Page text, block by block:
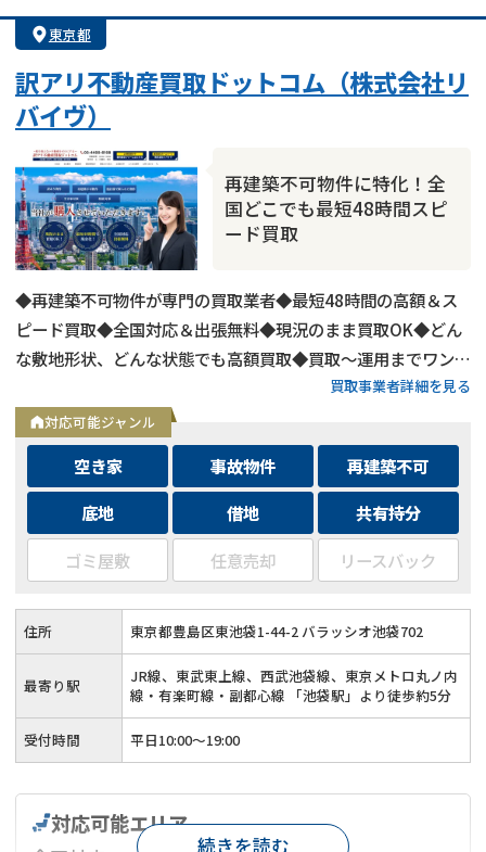
東京都
訳アリ不動産買取ドットコム（株式会社リ
バイヴ）
再建築不可物件に特化！全
国どこでも最短48時間スピ
ード買取
◆再建築不可物件が専門の買取業者◆最短48時間の高額＆ス
ピード買取◆全国対応＆出張無料◆現況のまま買取OK◆どん
な敷地形状、どんな状態でも高額買取◆買取〜運用までワンス
トップ対応◆無料査定＆相談はフォームから24時間受付
買取事業者詳細を見る
対応可能ジャンル
空き家 事故物件
再建築不可
底地
借地
共有持分
ゴミ屋敷
任意売却 リースバック
住所 東京都豊島区東池袋1-44-2 バラッシオ池袋702
最寄り駅
JR線、東武東上線、西武池袋線、東京メトロ丸ノ内
線・有楽町線・副都心線 「池袋駅」より徒歩約5分
受付時間 平日10:00～19:00
対応可能エリア
続きを読む